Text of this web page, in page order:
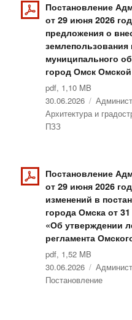
Постановление
от 29 июня 2026
предложения о
землепользования
муниципального
город Омск
pdf, 1,10 MB
Опубликовано
30.06.2026 Рубрики
Архитектура и
ПЗЗ
Постановление
от 29 июня 2026
изменений в
города Омска от
«Об утверждении
регламента
pdf, 1,52 MB
Опубликовано
30.06.2026 Рубрики
Постановление